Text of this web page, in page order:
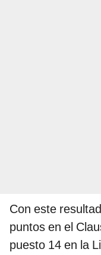
Con este
puntos en el
puesto 14 en la